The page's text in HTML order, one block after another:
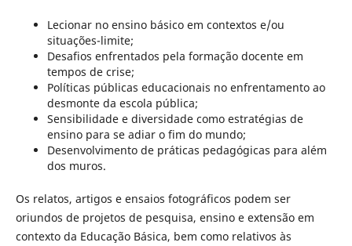
Lecionar no ensino básico em contextos e/ou
situações-limite;
Desafios enfrentados pela formação docente em
tempos de crise;
Políticas públicas educacionais no enfrentamento ao
desmonte da escola pública;
Sensibilidade e diversidade como estratégias de
ensino para se adiar o fim do mundo;
Desenvolvimento de práticas pedagógicas para além
dos muros.
Os relatos, artigos e ensaios fotográficos podem ser
oriundos de projetos de pesquisa, ensino e extensão em
contexto da Educação Básica, bem como relativos às